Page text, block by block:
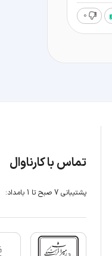
0
تماس با کارناوال
پشتیبانی 7 صبح تا 1 بامداد: